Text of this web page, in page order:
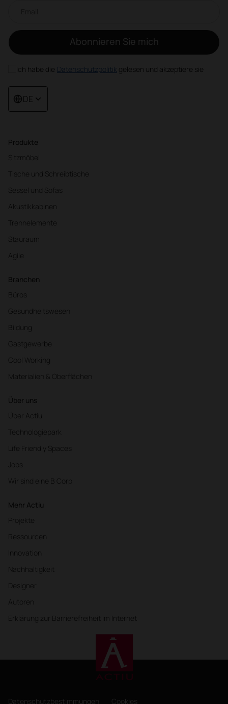
Produkte
Sitzmöbel
Tische und Schreibtische
Sessel und Sofas
Akustikkabinen
Trennelemente
Stauraum
Agile
Branchen
Büros
Gesundheitswesen
Bildung
Gastgewerbe
Cool Working
Materialien & Oberflächen
Über uns
Über Actiu
Technologiepark
Life Friendly Spaces
Jobs
Wir sind eine B Corp
Mehr Actiu
Projekte
Ressourcen
Innovation
Nachhaltigkeit
Designer
Autoren
Erklärung zur Barrierefreiheit im Internet
Abonnieren Sie mich
Ich habe die Datenschutzpolitik gelesen und akzeptiere sie
DE
Datenschutzbestimmungen Cookies